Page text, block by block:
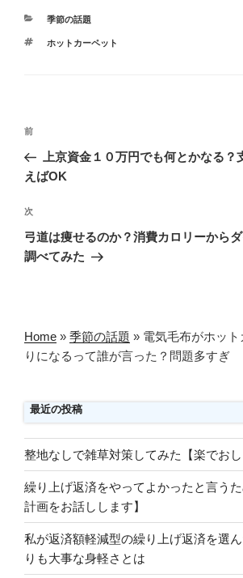
カ
ゴ
季節の話題
タ
ホットカーペット
投
ナ
ゲ
ー
シ
前
の
投
前
上京資金１０万円でも何とかなる？
えばOK
次
の
投
次
弓道は痩せるのか？消費カロリーから
調べてみた
Home » 季節の話題 » 電気毛布がホッ
りになるって誰が言った？問題多すぎ
最近の投稿
整地なしで雑草対策してみた【楽でおし
繰り上げ返済をやってよかったと言う
計画をお話しします】
私が返済額軽減型の繰り上げ返済を選
りも大事な身軽さとは